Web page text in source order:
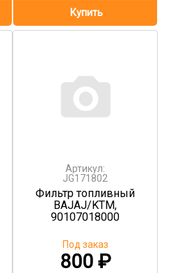
Артикул:
JG171802
Фильтр топливный
BAJAJ/KTM,
90107018000
800 ₽
Под заказ